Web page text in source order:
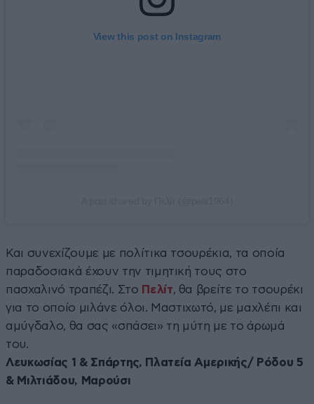
View this post on Instagram
Και συνεχίζουμε με πολίτικα τσουρέκια, τα οποία
παραδοσιακά έχουν την τιμητική τους στο
πασχαλινό τραπέζι. Στο Πελίτ, θα βρείτε το τσουρέκι
για το οποίο μιλάνε όλοι. Μαστιχωτό, με μαχλέπι και
αμύγδαλο, θα σας «σπάσει» τη μύτη με το άρωμά
του.
Λευκωσίας 1 & Σπάρτης, Πλατεία Αμερικής/ Ρόδου 5
& Μιλτιάδου, Μαρούσι